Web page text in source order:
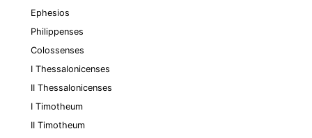
Ephesios
Philippenses
Colossenses
I Thessalonicenses
II Thessalonicenses
I Timotheum
II Timotheum